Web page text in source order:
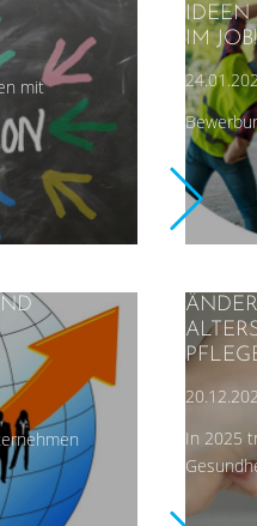
mit
IDEEN
IM
In 2025